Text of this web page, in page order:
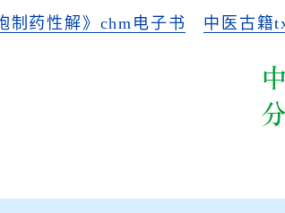
制药性解》chm电子书 中医古籍